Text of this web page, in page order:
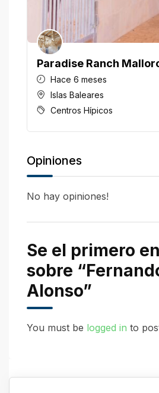
Paradise Ranch
Hace 6 meses
Islas Baleares
Centros Hípicos
Opiniones
No hay opiniones!
Se el primero
sobre
Alonso”
You must be logged in to